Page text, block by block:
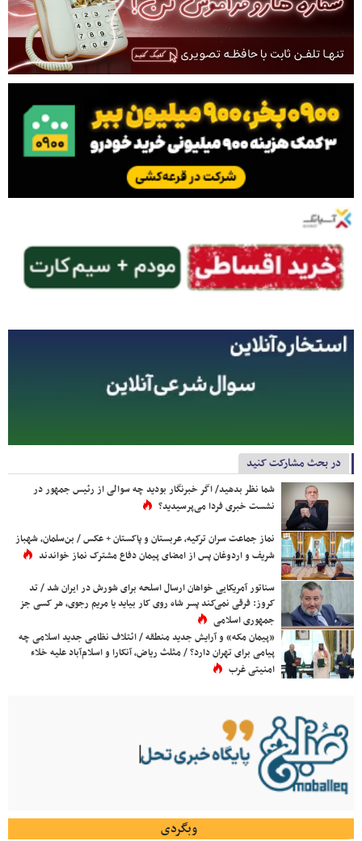
در بحث مشارکت کنید
شما نظر بدهید/ اگر خبرنگار بودید چه سوالی از رئیس جمهور در
نشست خبری فردا می‌پرسیدید؟
نماز جماعت سران ترکیه، عربستان و پاکستان + عکس / بن‌سلمان، شهباز
شریف و اردوغان پس از امضای پیمان دفاع مشترک نماز خواندند
سناتور آمریکایی خواهان ارسال اسلحه برای شورش در ایران شد / تد
کروز: فرقی نمی‌کند پسر شاه روی کار بیاید یا مریم رجوی، هر کسی جز
جمهوری اسلامی
«پیمان مکه» و آرایش جدید منطقه / ائتلاف نظامی جدید اسلامی چه
پیامی برای تهران دارد؟ / مثلث ریاض، آنکارا و اسلام‌آباد علیه خلاء
امنیتی غرب
وبگردی